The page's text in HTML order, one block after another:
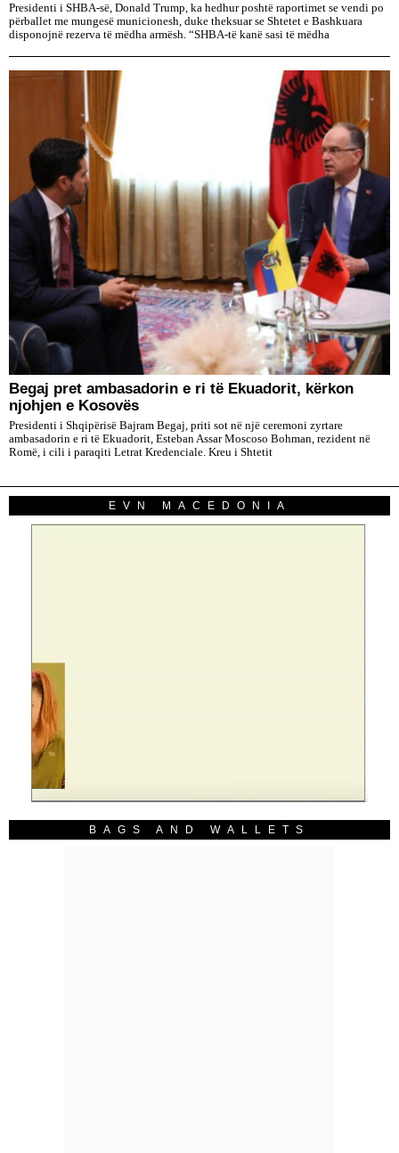
Presidenti i SHBA-së, Donald Trump, ka hedhur poshtë raportimet se vendi po
përballet me mungesë municionesh, duke theksuar se Shtetet e Bashkuara
disponojnë rezerva të mëdha armësh. “SHBA-të kanë sasi të mëdha
​Begaj pret ambasadorin e ri të Ekuadorit, kërkon
njohjen e Kosovës
Presidenti i Shqipërisë Bajram Begaj, priti sot në një ceremoni zyrtare
ambasadorin e ri të Ekuadorit, Esteban Assar Moscoso Bohman, rezident në
Romë, i cili i paraqiti Letrat Kredenciale. Kreu i Shtetit
EVN MACEDONIA
BAGS AND WALLETS